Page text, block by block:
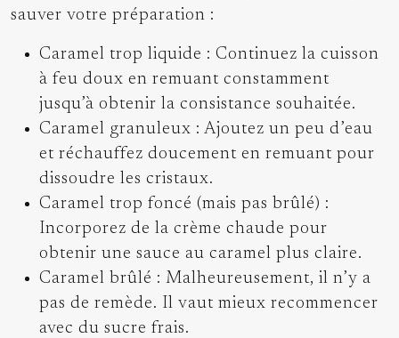
sauver votre préparation :
Caramel trop liquide : Continuez la cuisson
à feu doux en remuant constamment
jusqu’à obtenir la consistance souhaitée.
Caramel granuleux : Ajoutez un peu d’eau
et réchauffez doucement en remuant pour
dissoudre les cristaux.
Caramel trop foncé (mais pas brûlé) :
Incorporez de la crème chaude pour
obtenir une sauce au caramel plus claire.
Caramel brûlé : Malheureusement, il n’y a
pas de remède. Il vaut mieux recommencer
avec du sucre frais.